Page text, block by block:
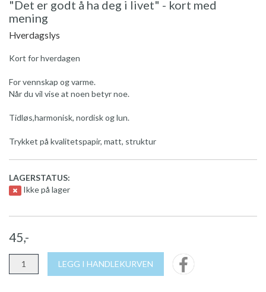
"Det er godt å ha deg i livet" - kort med
mening
Hverdagslys
Kort for hverdagen
For vennskap og varme.
Når du vil vise at noen betyr noe.
Tidløs,harmonisk, nordisk og lun.
Trykket på kvalitetspapir, matt, struktur
LAGERSTATUS:
Ikke på lager
45,-
LEGG I HANDLEKURVEN